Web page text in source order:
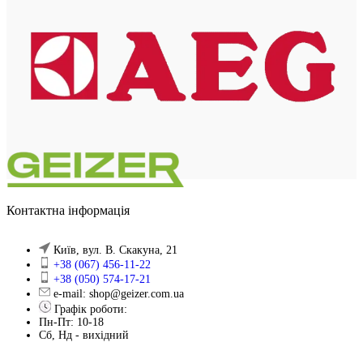
Контактна інформація
Київ, вул. В. Скакуна, 21
+38 (067) 456-11-22
+38 (050) 574-17-21
e-mail: shop@geizer.com.ua
Графік роботи:
Пн-Пт: 10-18
Сб, Нд - вихідний